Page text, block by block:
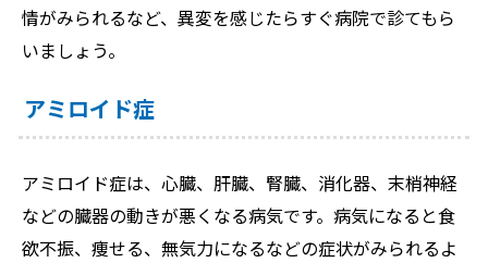
情がみられるなど、異変を感じたらすぐ病院で診てもら
いましょう。
アミロイド症
アミロイド症は、心臓、肝臓、腎臓、消化器、末梢神経
などの臓器の動きが悪くなる病気です。病気になると食
欲不振、痩せる、無気力になるなどの症状がみられるよ